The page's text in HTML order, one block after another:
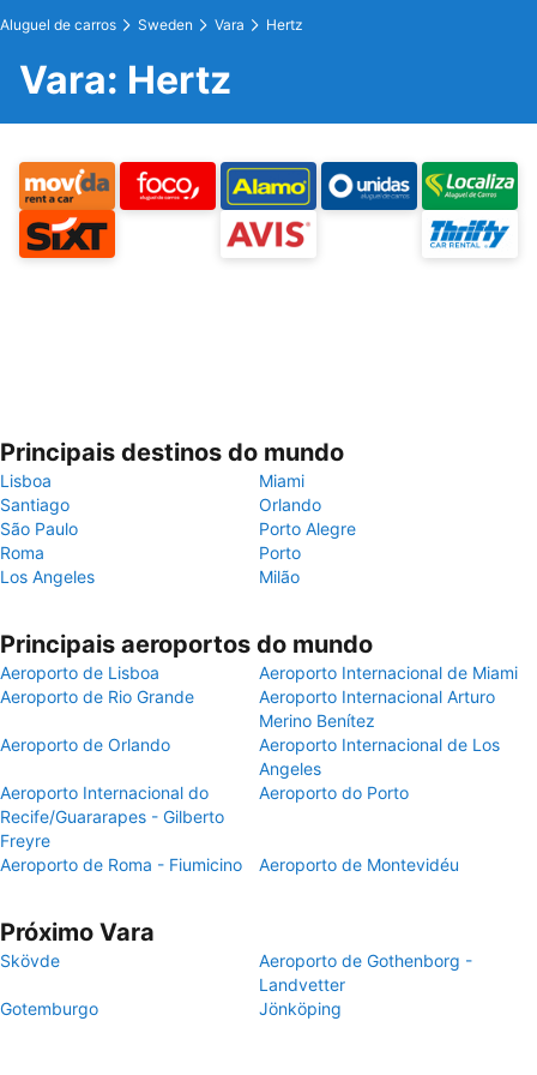
Aluguel de carros Sweden Vara Hertz
Vara: Hertz
Principais destinos do mundo
Lisboa
Miami
Santiago
Orlando
São Paulo
Porto Alegre
Roma
Porto
Los Angeles
Milão
Principais aeroportos do mundo
Aeroporto de Lisboa
Aeroporto Internacional de Miami
Aeroporto de Rio Grande
Aeroporto Internacional Arturo
Merino Benítez
Aeroporto de Orlando
Aeroporto Internacional de Los
Angeles
Aeroporto Internacional do
Recife/Guararapes - Gilberto
Freyre
Aeroporto do Porto
Aeroporto de Roma - Fiumicino Aeroporto de Montevidéu
Próximo Vara
Skövde
Aeroporto de Gothenborg -
Landvetter
Gotemburgo
Jönköping